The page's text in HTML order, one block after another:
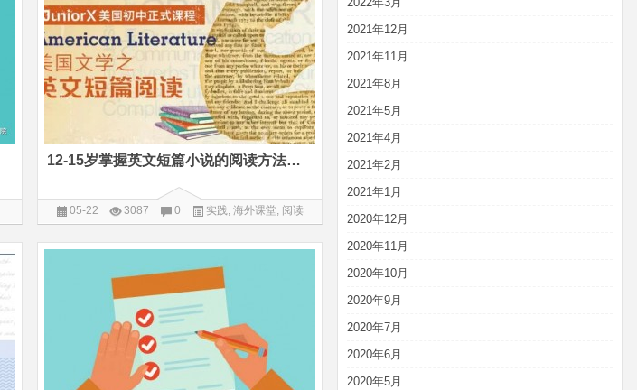
2021年12月
2021年11月
2021年8月
2021年5月
2021年4月
2021年2月
2021年1月
2020年12月
2020年11月
2020年10月
2020年9月
2020年7月
2020年6月
2020年5月
12-15岁掌握英文短篇小说的阅读方法至关重要 | 已截止报名
05-22 3087 0 实践 海外课堂 阅读